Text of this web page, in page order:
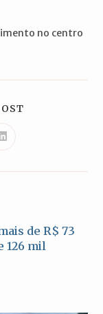
no centro
Abre
em
nova
de R$ 73
126 mil